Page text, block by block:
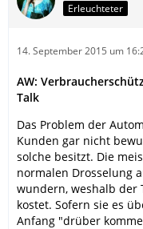
Erleuchteter
14. September 2015 um
AW:
Talk
Das Problem der
Kunden gar nicht
solche besitzt. Die
normalen Drosselung
wundern, weshalb der
kostet. Sofern sie es
Anfang "drüber